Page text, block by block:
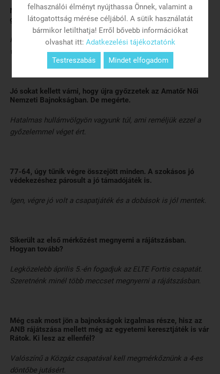
Nem is kell szebb születésnapi ajándék egy győzelemnél,
gratulálok!
Köszönjük! Nagyon jó érzés volt, hogy pont a szülinapomon
végre győzelmet szereztünk, ráadásul egy jó játékkal!
Jó sokat kellett várni, hogy újra győzzetek az Amatőr Női
Nemzeti Bajnokságban. De megérte.
Hatalmas hullámvölgyön vagyunk túl, ami reméljük ezzel a
győzelemmel véget ért.
77-64, úgy tűnik végre összejött minden. A szokásos jó
védekezéshez párosult a jó támadójáték is.
Igen, végre jó volt a csapatjáték és a dobások is jól mentek.
Sikerült az első mérkőzést megnyerni a rájátszásban.
Hogyan tovább?
Legközelebb április 5.-én fogadjuk az ELTE Fortis csapatát.
Szeretnénk minél több meccset megnyerni a rájátszásban.
Még csak most jön a bajnokságok izgalmas része, hisz az
ANB rájátszása mellett még az egyetemi keresztjáték is vár
Rátok. Ki lesz az ellenfél?
Valószínű a Közgáz csapatával kell megmérkőznünk a 4-es
döntőbe jutásért.
Mindet elfogadom
Testreszabás
felhasználói élményt nyújthassa Önnek, valamint a
látogatottság mérése céljából. A sütik használatát
bármikor letilthatja! Erről bővebb információkat
olvashat itt: Adatkezelési tájékoztatónk